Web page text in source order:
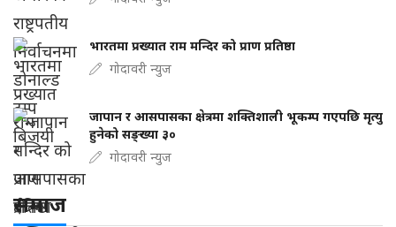
भारतमा प्रख्यात राम मन्दिर को प्राण प्रतिष्ठा
गोदावरी न्युज
जापान र आसपासका क्षेत्रमा शक्तिशाली भूकम्प गएपछि मृत्यु
हुनेको सङ्ख्या ३०
गोदावरी न्युज
समाज